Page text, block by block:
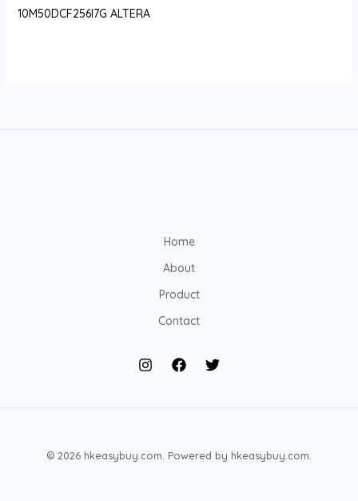
10M50DCF256I7G ALTERA
Home
About
Product
Contact
© 2026 hkeasybuy.com. Powered by hkeasybuy.com.